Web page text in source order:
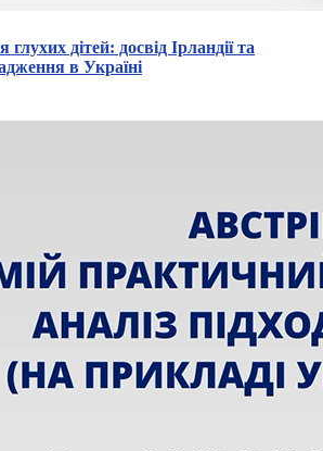
дітей: досвід Ірландії та
в Україні